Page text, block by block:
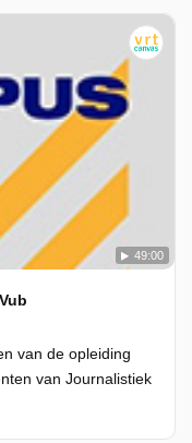
49:00
van de opleiding
van Journalistiek